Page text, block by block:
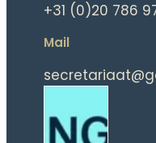
+31 (0)20 786
Mail